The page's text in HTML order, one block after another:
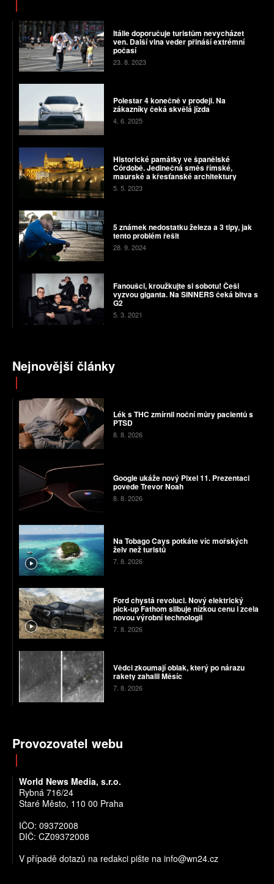
Itálie doporučuje turistům nevycházet
ven. Další vlna veder přináší extrémní
počasí
23. 8. 2023
Polestar 4 konečně v prodeji. Na
zákazníky čeká skvělá jízda
4. 6. 2025
Historické památky ve španělské
Córdobě. Jedinečná směs římské,
maurské a křesťanské architektury
5. 5. 2023
5 známek nedostatku železa a 3 tipy, jak
tento problém řešit
28. 9. 2024
Fanoušci, kroužkujte si sobotu! Češi
vyzvou giganta. Na SINNERS čeká bitva s
G2
5. 3. 2021
Nejnovější články
Lék s THC zmírnil noční můry pacientů s
PTSD
8. 8. 2026
Google ukáže nový Pixel 11. Prezentaci
povede Trevor Noah
8. 8. 2026
Na Tobago Cays potkáte víc mořských
želv než turistů
7. 8. 2026
Ford chystá revoluci. Nový elektrický
pick-up Fathom slibuje nízkou cenu i zcela
novou výrobní technologii
7. 8. 2026
Vědci zkoumají oblak, který po nárazu
rakety zahalil Měsíc
7. 8. 2026
Provozovatel webu
World News Media, s.r.o.
Rybná 716/24
Staré Město, 110 00 Praha
IČO: 09372008
DIČ: CZ09372008
V případě dotazů na redakci pište na info@wn24.cz